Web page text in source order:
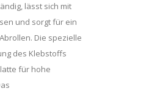
lässt sich mit
und sorgt für ein
Die spezielle
des Klebstoffs
für hohe